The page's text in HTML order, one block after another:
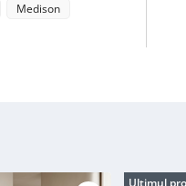
Medison
Ultimul